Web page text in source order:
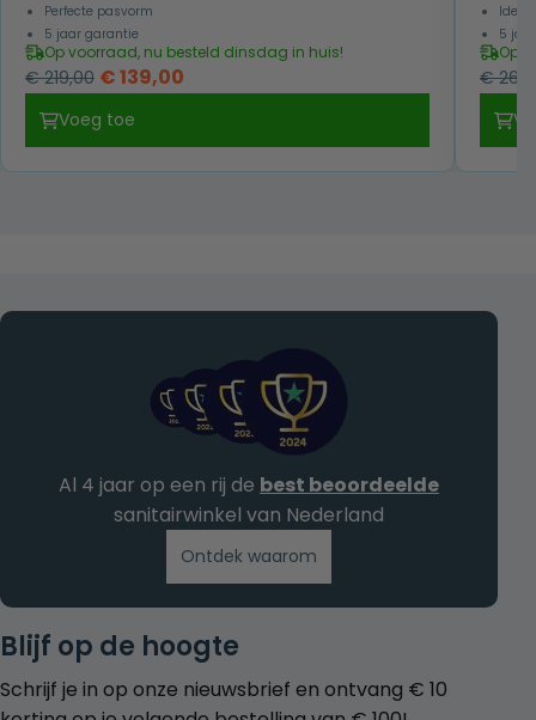
Perfecte pasvorm
5 jaar garantie
Op voorraad, nu besteld dinsdag in huis!
€219,00 Oorspronkelijke
was:
€ 219,00.
€139,00
€ 139,00.
Voeg toe
5
Op
€
Blijf op de hoogte
Schrijf je in op onze nieuwsbrief en ontvang € 10
Al 4 jaar op een rij de best beoordeelde
sanitairwinkel van Nederland
Ontdek waarom